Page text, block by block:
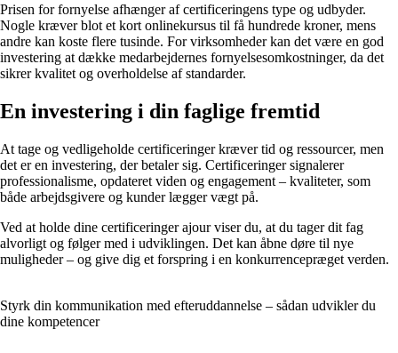
Prisen for fornyelse afhænger af certificeringens type og udbyder.
Nogle kræver blot et kort onlinekursus til få hundrede kroner, mens
andre kan koste flere tusinde. For virksomheder kan det være en god
investering at dække medarbejdernes fornyelsesomkostninger, da det
sikrer kvalitet og overholdelse af standarder.
En investering i din faglige fremtid
At tage og vedligeholde certificeringer kræver tid og ressourcer, men
det er en investering, der betaler sig. Certificeringer signalerer
professionalisme, opdateret viden og engagement – kvaliteter, som
både arbejdsgivere og kunder lægger vægt på.
Ved at holde dine certificeringer ajour viser du, at du tager dit fag
alvorligt og følger med i udviklingen. Det kan åbne døre til nye
muligheder – og give dig et forspring i en konkurrencepræget verden.
Styrk din kommunikation med efteruddannelse – sådan udvikler du
dine kompetencer